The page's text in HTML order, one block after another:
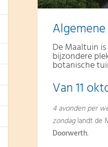
De Maaltuin
bijzondere
botanische
Van 11
4 avonden per
zondaglandt de
Doorwerth.